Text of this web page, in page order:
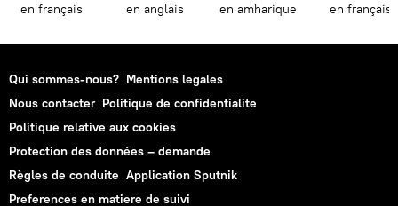
en français en anglais en amharique en français
Qui sommes-nous? Mentions legales
Nous contacter Politique de confidentialite
Politique relative aux cookies
Protection des données – demande
Règles de conduite Application Sputnik
Preferences en matiere de suivi